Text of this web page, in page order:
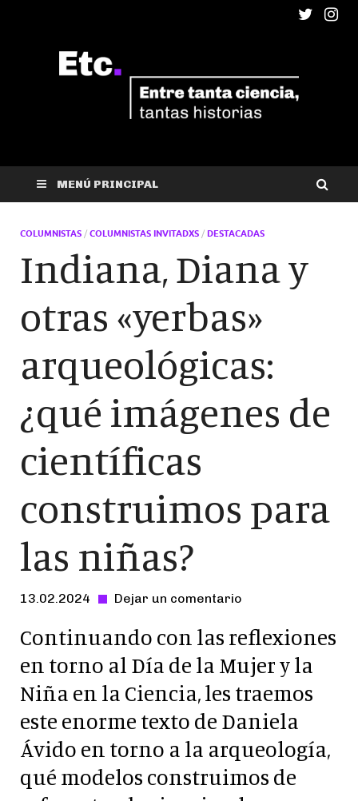
ETC
MENÚ PRINCIPAL
COLUMNISTAS / COLUMNISTAS INVITADXS / DESTACADAS
Indiana, Diana y
otras «yerbas»
arqueológicas:
¿qué imágenes de
científicas
construimos para
las niñas?
13.02.2024 Dejar un comentario
Continuando con las reflexiones
en torno al Día de la Mujer y la
Niña en la Ciencia, les traemos
este enorme texto de Daniela
Ávido en torno a la arqueología,
qué modelos construimos de